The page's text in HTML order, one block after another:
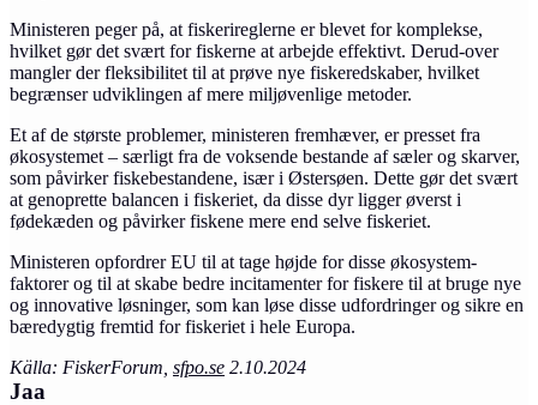
Ministeren peger på, at fiskerireglerne er blevet for komplekse,
hvilket gør det svært for fiskerne at arbejde effektivt. Derud-over
mangler der fleksibilitet til at prøve nye fiskeredskaber, hvilket
begrænser udviklingen af mere miljøvenlige metoder.
Et af de største problemer, ministeren fremhæver, er presset fra
økosystemet – særligt fra de voksende bestande af sæler og skarver,
som påvirker fiskebestandene, især i Østersøen. Dette gør det svært
at genoprette balancen i fiskeriet, da disse dyr ligger øverst i
fødekæden og påvirker fiskene mere end selve fiskeriet.
Ministeren opfordrer EU til at tage højde for disse økosystem-
faktorer og til at skabe bedre incitamenter for fiskere til at bruge nye
og innovative løsninger, som kan løse disse udfordringer og sikre en
bæredygtig fremtid for fiskeriet i hele Europa.
Källa: FiskerForum, sfpo.se 2.10.2024
Jaa